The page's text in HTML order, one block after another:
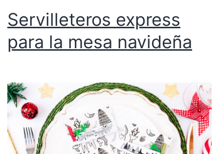
Servilleteros express
para la mesa navideña